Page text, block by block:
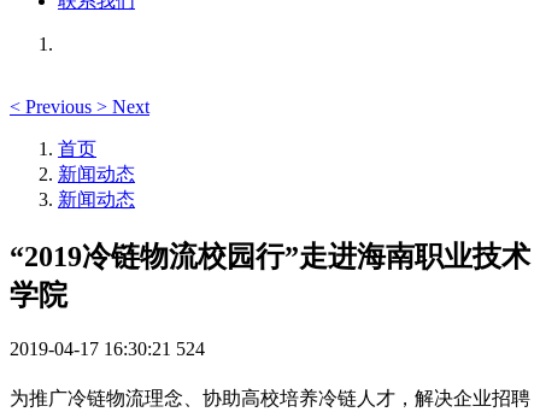
< Previous > Next
首页
新闻动态
新闻动态
“2019冷链物流校园行”走进海南职业技术
学院
2019-04-17 16:30:21 524
为推广冷链物流理念、协助高校培养冷链人才，解决企业招聘